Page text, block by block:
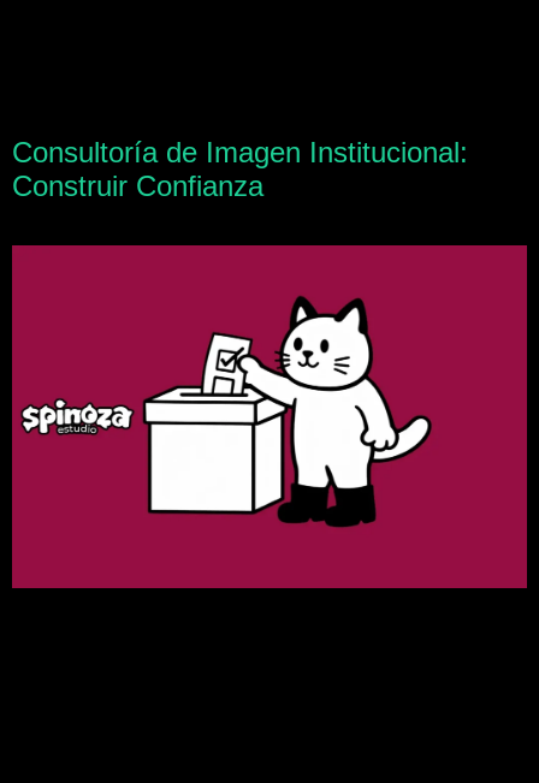
Consultoría de Imagen Institucional:
Construir Confianza